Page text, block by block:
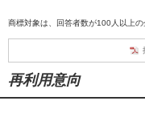
商標対象は、回答者数が100人以上の
再利用意向